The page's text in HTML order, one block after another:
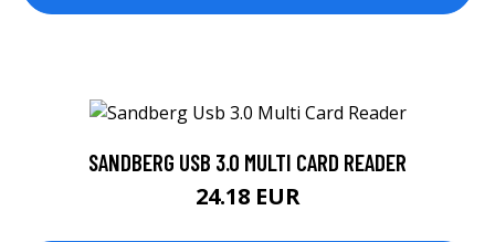
SANDBERG USB 3.0 MULTI CARD READER
24.18 EUR